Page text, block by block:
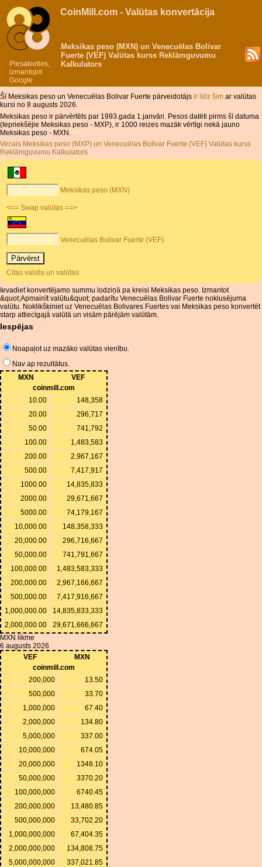
Piesakieties,
izmantojot
Google
CoinMill.com - Valūtas konvertācija
Meksikas peso (MXN) un Venecuēlas Bolivar
Fuerte (VEF) Valūtas kurss Reklāmguvumu
Kalkulators
Šī Meksikas peso un Venecuēlas Bolivar Fuerte pārveidotājs ir līdz šim ar valūtas
kursi no 8 augusts 2026.
Meksikas peso ir pārvērtēts par 1993.gada 1.janvāri. Pesos datēti pirms šī datuma
(Iepriekšējie Meksikas peso - MXP), ir 1000 reizes mazāk vērtīgi nekā jauno
Meksikas peso - MXN.
Vecais Meksikas peso (MXP) un Venecuēlas Bolivar Fuerte (VEF) Valūtas kurss
Reklāmguvumu Kalkulators
Meksikas peso (MXN)
<== Swap valūtas ==>
Venecuēlas Bolivar Fuerte (VEF)
Citas valstis un valūtas
Ievadiet konvertējamo summu lodziņā pa kreisi Meksikas peso. Izmantot
&quot;Apmainīt valūtu&quot; padarītu Venecuēlas Bolivar Fuerte noklusējuma
valūtu. Noklikšķiniet uz Venecuēlas Bolivares Fuertes vai Meksikas peso konvertēt
starp attiecīgajā valūtā un visām pārējām valūtām.
Iespējas
Noapaļot uz mazāko valūtas vienību.
Nav ap rezultātus.
MXN
VEF
coinmill.com
10.00
148,358
20.00
296,717
50.00
741,792
100.00
1,483,583
200.00
2,967,167
500.00
7,417,917
1000.00
14,835,833
2000.00
29,671,667
5000.00
74,179,167
10,000.00
148,358,333
20,000.00
296,716,667
50,000.00
741,791,667
100,000.00
1,483,583,333
200,000.00
2,967,166,667
500,000.00
7,417,916,667
1,000,000.00
14,835,833,333
2,000,000.00
29,671,666,667
MXN likme
6 augusts 2026
VEF
MXN
coinmill.com
200,000
13.50
500,000
33.70
1,000,000
67.40
2,000,000
134.80
5,000,000
337.00
10,000,000
674.05
20,000,000
1348.10
50,000,000
3370.20
100,000,000
6740.45
200,000,000
13,480.85
500,000,000
33,702.20
1,000,000,000
67,404.35
2,000,000,000
134,808.75
5,000,000,000
337,021.85